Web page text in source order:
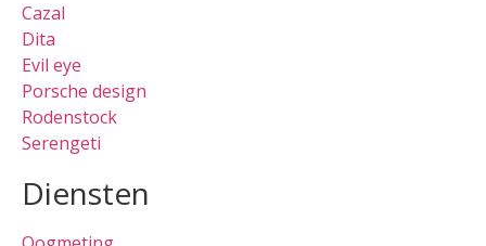
Cazal
Dita
Evil eye
Porsche design
Rodenstock
Serengeti
Diensten